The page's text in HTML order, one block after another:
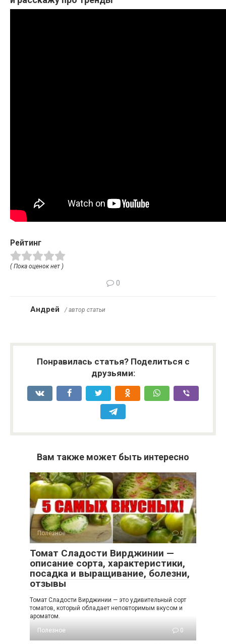
Рейтинг
( Пока оценок нет )
0
Андрей / автор статьи
Понравилась статья? Поделиться с
друзьями:
Вам также может быть интересно
Полезное 0
Томат Сладости Вирджинии —
описание сорта, характеристики,
посадка и выращивание, болезни,
отзывы
Томат Сладости Вирджинии — это удивительный сорт
томатов, который обладает неповторимым вкусом и
ароматом.
Полезное
0